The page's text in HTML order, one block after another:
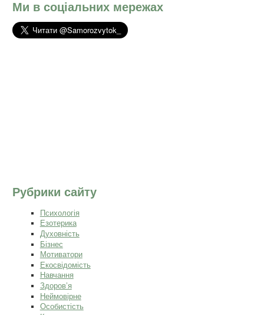
Ми в соціальних мережах
Рубрики сайту
Психологія
Езотерика
Духовність
Бізнес
Мотиватори
Екосвідомість
Навчання
Здоров’я
Неймовірне
Особистість